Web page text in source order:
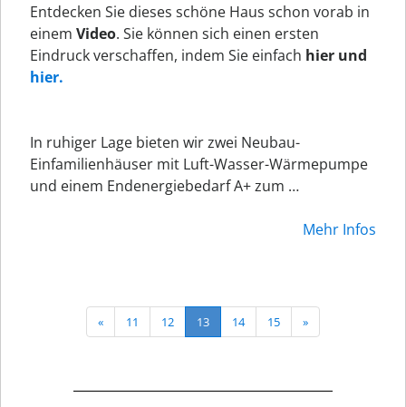
Entdecken Sie dieses schöne Haus schon vorab in
einem Video. Sie können sich einen ersten
Eindruck verschaffen, indem Sie einfach hier und
hier.
In ruhiger Lage bieten wir zwei Neubau-
Einfamilienhäuser mit Luft-Wasser-Wärmepumpe
und einem Endenergiebedarf A+ zum …
Mehr Infos
« 11 12 13 14 15 »